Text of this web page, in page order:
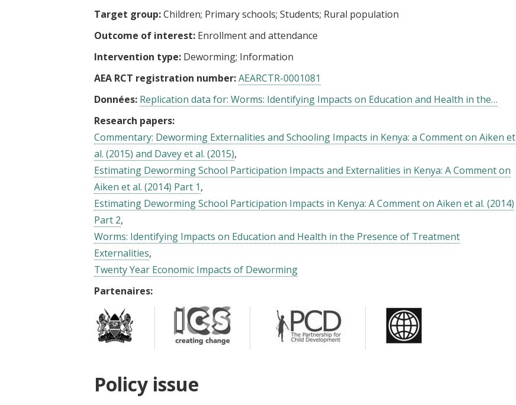
Target group:Children Primary schools Students Rural population
Outcome of interest: Enrollment and attendance
Intervention type: Deworming Information
AEA RCT registration number:AEARCTR-0001081
Données: Replication data for: Worms: Identifying Impacts on Education and Health in the…
Research papers:
Commentary: Deworming Externalities and Schooling Impacts in Kenya: a Comment on Aiken et
al. (2015) and Davey et al. (2015)
Estimating Deworming School Participation Impacts and Externalities in Kenya: A Comment on
Aiken et al. (2014) Part 1
Estimating Deworming School Participation Impacts in Kenya: A Comment on Aiken et al. (2014)
Part 2
Worms: Identifying Impacts on Education and Health in the Presence of Treatment
Externalities
Twenty Year Economic Impacts of Deworming
Partenaires:
Policy issue